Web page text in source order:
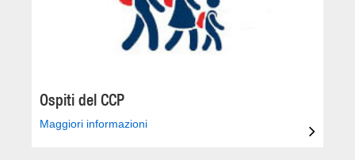
Ospiti del CCP
Maggiori informazioni